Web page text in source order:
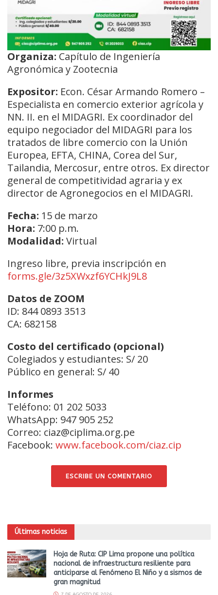
Organiza: Capítulo de Ingeniería
Agronómica y Zootecnia
Expositor: Econ. César Armando Romero –
Especialista en comercio exterior agrícola y
NN. II. en el MIDAGRI. Ex coordinador del
equipo negociador del MIDAGRI para los
tratados de libre comercio con la Unión
Europea, EFTA, CHINA, Corea del Sur,
Tailandia, Mercosur, entre otros. Ex director
general de competitividad agraria y ex
director de Agronegocios en el MIDAGRI.
Fecha: 15 de marzo
Hora: 7:00 p.m.
Modalidad: Virtual
Ingreso libre, previa inscripción en
forms.gle/3z5XWxzf6YCHkJ9L8
Datos de ZOOM
ID: 844 0893 3513
CA: 682158
Costo del certificado (opcional)
Colegiados y estudiantes: S/ 20
Público en general: S/ 40
Informes
Teléfono: 01 202 5033
WhatsApp: 947 905 252
Correo: ciaz@ciplima.org.pe
Facebook: www.facebook.com/ciaz.cip
ESCRIBE UN COMENTARIO
Últimas noticias
Hoja de Ruta: CIP Lima propone una política
nacional de infraestructura resiliente para
anticiparse al Fenómeno El Niño y a sismos de
gran magnitud